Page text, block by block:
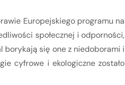
Europejskiego programu na
społecznej i odporności,
borykają się one z niedoborami i
cyfrowe i ekologiczne zostało